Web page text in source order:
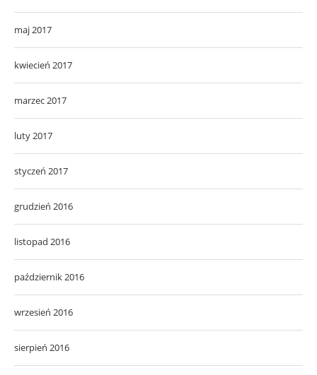
maj 2017
kwiecień 2017
marzec 2017
luty 2017
styczeń 2017
grudzień 2016
listopad 2016
październik 2016
wrzesień 2016
sierpień 2016